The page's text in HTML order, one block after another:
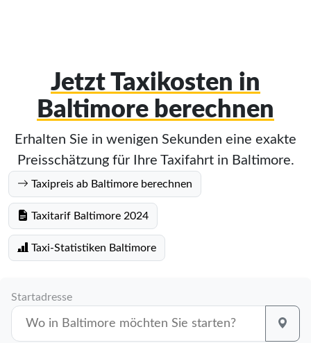
Jetzt Taxikosten in
Baltimore berechnen
Erhalten Sie in wenigen Sekunden eine exakte
Preisschätzung für Ihre Taxifahrt in Baltimore.
Taxipreis ab Baltimore berechnen
Taxitarif Baltimore 2024
Taxi-Statistiken Baltimore
Startadresse